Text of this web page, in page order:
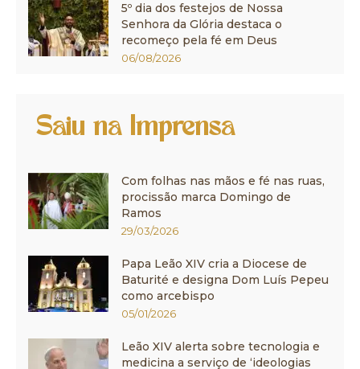
5º dia dos festejos de Nossa
Senhora da Glória destaca o
recomeço pela fé em Deus
06/08/2026
Saiu na Imprensa
Com folhas nas mãos e fé nas ruas,
procissão marca Domingo de
Ramos
29/03/2026
Papa Leão XIV cria a Diocese de
Baturité e designa Dom Luís Pepeu
como arcebispo
05/01/2026
Leão XIV alerta sobre tecnologia e
medicina a serviço de ‘ideologias